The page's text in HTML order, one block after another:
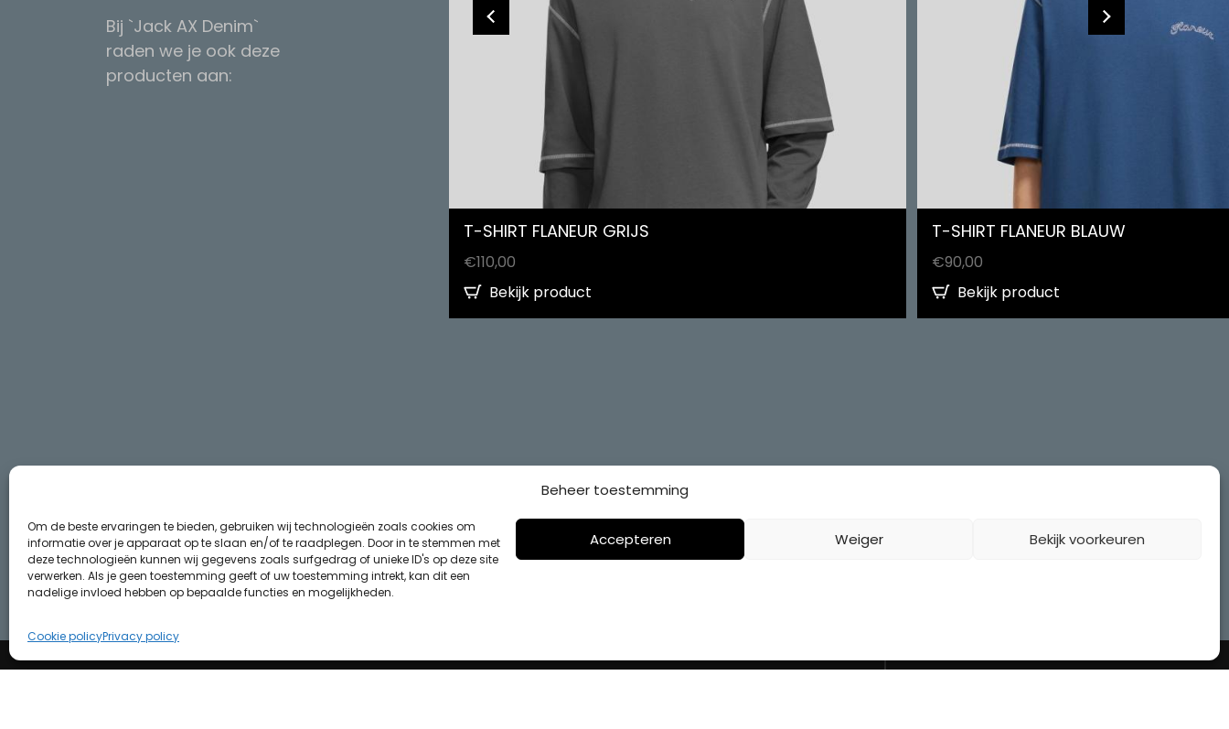
Beheer toestemming
Om de beste ervaringen te bieden, gebruiken wij technologieën zoals cookies om
informatie over je apparaat op te slaan en/of te raadplegen. Door in te stemmen met
deze technologieën kunnen wij gegevens zoals surfgedrag of unieke ID's op deze site
verwerken. Als je geen toestemming geeft of uw toestemming intrekt, kan dit een
nadelige invloed hebben op bepaalde functies en mogelijkheden.
Accepteren Weiger Bekijk voorkeuren
Cookie policyPrivacy policy
Bij `Jack AX Denim`
raden we je ook deze
producten aan:
T-SHIRT FLANEUR GRIJS
€110,00
Bekijk product
T-SHIRT FLANEUR BLAUW
€90,00
Bekijk product